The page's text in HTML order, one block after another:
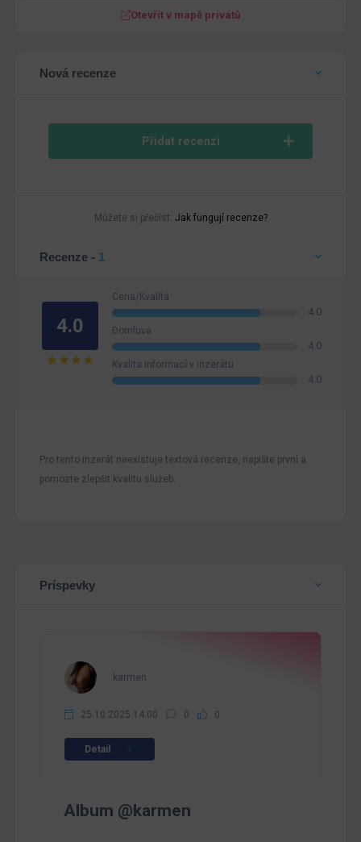
Otevřít v mapě privátů
Nová recenze
Přidat recenzi
Můžete si přečíst: Jak fungují recenze?
Recenze - 1
4.0
Cena/Kvalita
4.0
Domluva
4.0
Kvalita informací v inzerátu
4.0
Pro tento inzerát neexistuje textová recenze, napište první a
pomozte zlepšit kvalitu služeb.
Príspevky
karmen
25.10.2025 14:00 0 0
Detail
Album @karmen